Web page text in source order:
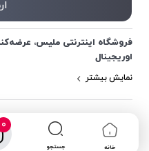
خانه جستجو
0
فروشگاه اینترنتی ملیس،
اوریجینال
نمایش بیشتر